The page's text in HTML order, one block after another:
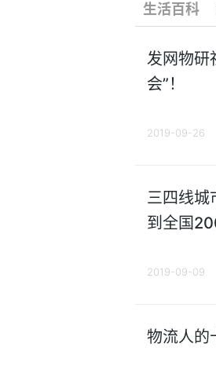
生活百科
发网物研
会”！
2019-09-26
三四线城
到全国
2019-09-09
物流人的